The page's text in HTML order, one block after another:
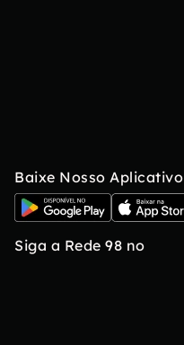
Baixe Nosso Aplicativo
Siga a Rede 98 no